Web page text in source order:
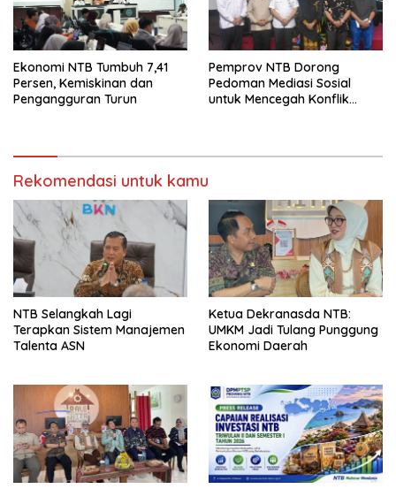
Ekonomi NTB Tumbuh 7,41
Persen, Kemiskinan dan
Pengangguran Turun
Pemprov NTB Dorong
Pedoman Mediasi Sosial
untuk Mencegah Konflik
Rekomendasi untuk kamu
NTB Selangkah Lagi
Terapkan Sistem Manajemen
Talenta ASN
Ketua Dekranasda NTB:
UMKM Jadi Tulang Punggung
Ekonomi Daerah